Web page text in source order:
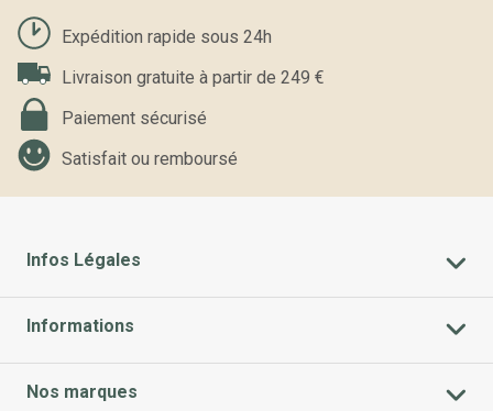
Expédition rapide sous 24h
Livraison gratuite à partir de 249 €
Paiement sécurisé
Satisfait ou remboursé
Infos Légales
Informations
Nos marques